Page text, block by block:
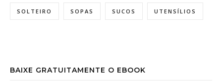
SOLTEIRO SOPAS SUCOS UTENSÍLIOS
BAIXE GRATUITAMENTE O EBOOK